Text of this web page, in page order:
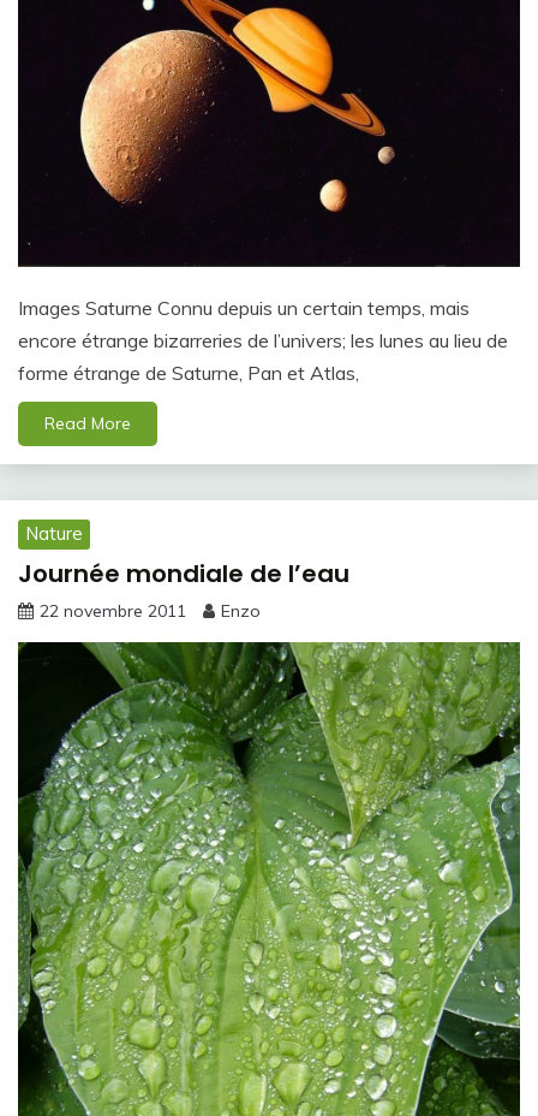
Images Saturne Connu depuis un certain temps, mais
encore étrange bizarreries de l’univers; les lunes au lieu de
forme étrange de Saturne, Pan et Atlas,
Read More
Nature
Journée mondiale de l’eau
22 novembre 2011 Enzo